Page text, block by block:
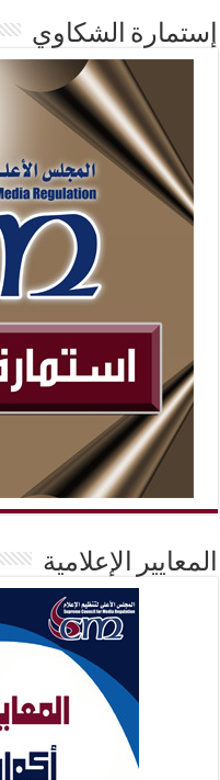
إستمارة الشكاوي
المعايير الإعلامية